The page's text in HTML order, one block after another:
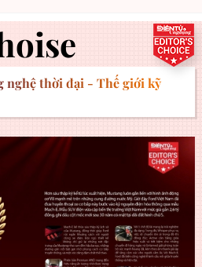
nghệ thời đại - Thế giới kỹ